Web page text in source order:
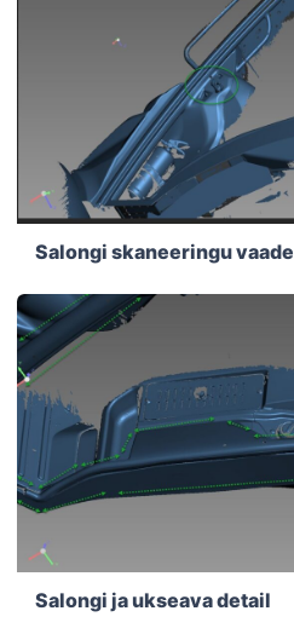
Salongi skaneeringu vaade
Salongi ja ukseava detail